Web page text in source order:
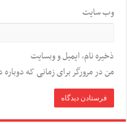
وب‌ سایت
ذخیره نام، ایمیل و وبسایت
من در مرورگر برای زمانی که